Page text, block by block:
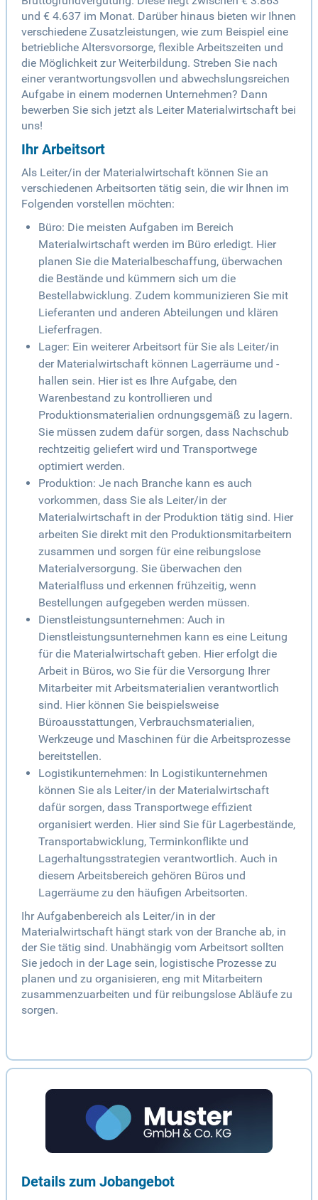
und € 4.637 im Monat. Darüber hinaus bieten wir Ihnen
verschiedene Zusatzleistungen, wie zum Beispiel eine
betriebliche Altersvorsorge, flexible Arbeitszeiten und
die Möglichkeit zur Weiterbildung. Streben Sie nach
einer verantwortungsvollen und abwechslungsreichen
Aufgabe in einem modernen Unternehmen? Dann
bewerben Sie sich jetzt als Leiter Materialwirtschaft bei
uns!
Ihr Arbeitsort
Als Leiter/in der Materialwirtschaft können Sie an
verschiedenen Arbeitsorten tätig sein, die wir Ihnen im
Folgenden vorstellen möchten:
Büro: Die meisten Aufgaben im Bereich
Materialwirtschaft werden im Büro erledigt. Hier
planen Sie die Materialbeschaffung, überwachen
die Bestände und kümmern sich um die
Bestellabwicklung. Zudem kommunizieren Sie mit
Lieferanten und anderen Abteilungen und klären
Lieferfragen.
Lager: Ein weiterer Arbeitsort für Sie als Leiter/in
der Materialwirtschaft können Lagerräume und -
hallen sein. Hier ist es Ihre Aufgabe, den
Warenbestand zu kontrollieren und
Produktionsmaterialien ordnungsgemäß zu lagern.
Sie müssen zudem dafür sorgen, dass Nachschub
rechtzeitig geliefert wird und Transportwege
optimiert werden.
Produktion: Je nach Branche kann es auch
vorkommen, dass Sie als Leiter/in der
Materialwirtschaft in der Produktion tätig sind. Hier
arbeiten Sie direkt mit den Produktionsmitarbeitern
zusammen und sorgen für eine reibungslose
Materialversorgung. Sie überwachen den
Materialfluss und erkennen frühzeitig, wenn
Bestellungen aufgegeben werden müssen.
Dienstleistungsunternehmen: Auch in
Dienstleistungsunternehmen kann es eine Leitung
für die Materialwirtschaft geben. Hier erfolgt die
Arbeit in Büros, wo Sie für die Versorgung Ihrer
Mitarbeiter mit Arbeitsmaterialien verantwortlich
sind. Hier können Sie beispielsweise
Büroausstattungen, Verbrauchsmaterialien,
Werkzeuge und Maschinen für die Arbeitsprozesse
bereitstellen.
Logistikunternehmen: In Logistikunternehmen
können Sie als Leiter/in der Materialwirtschaft
dafür sorgen, dass Transportwege effizient
organisiert werden. Hier sind Sie für Lagerbestände,
Transportabwicklung, Terminkonflikte und
Lagerhaltungsstrategien verantwortlich. Auch in
diesem Arbeitsbereich gehören Büros und
Lagerräume zu den häufigen Arbeitsorten.
Ihr Aufgabenbereich als Leiter/in in der
Materialwirtschaft hängt stark von der Branche ab, in
der Sie tätig sind. Unabhängig vom Arbeitsort sollten
Sie jedoch in der Lage sein, logistische Prozesse zu
planen und zu organisieren, eng mit Mitarbeitern
zusammenzuarbeiten und für reibungslose Abläufe zu
sorgen.
Details zum Jobangebot